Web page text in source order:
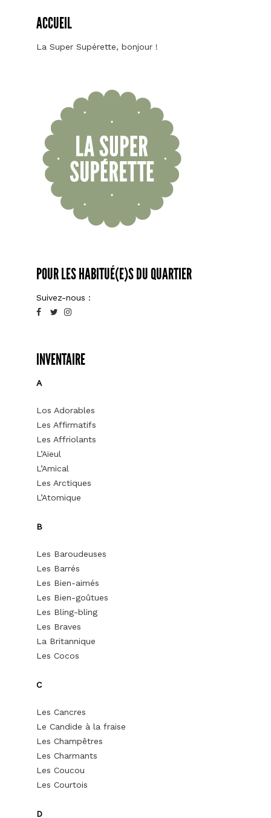
ACCUEIL
La Super Supérette, bonjour !
POUR LES HABITUÉ(E)S DU QUARTIER
Suivez-nous :
INVENTAIRE
A
Los Adorables
Les Affirmatifs
Les Affriolants
L’Aïeul
L’Amical
Les Arctiques
L’Atomique
B
Les Baroudeuses
Les Barrés
Les Bien-aimés
Les Bien-goûtues
Les Bling-bling
Les Braves
La Britannique
Les Cocos
C
Les Cancres
Le Candide à la fraise
Les Champêtres
Les Charmants
Les Coucou
Les Courtois
D